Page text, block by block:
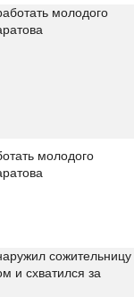
молодого